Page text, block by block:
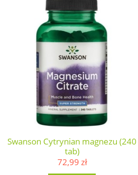
Swanson Cytrynian magnezu (240
tab)
72,99 zł